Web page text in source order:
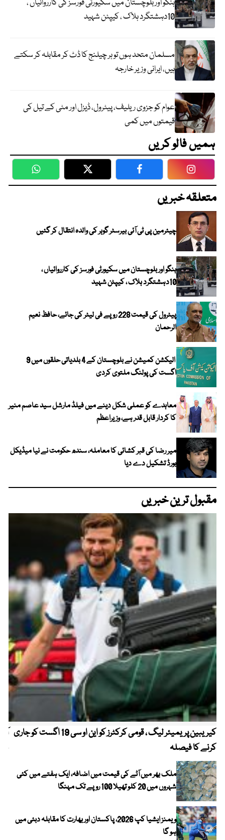
ہنگو اور بلوچستان میں سکیورٹی فورسز کی کارروائیاں ،
10دہشتگرد ہلاک ، کیپٹن شہید
مسلمان متحد ہوں تو ہر چیلنج کا ڈٹ کر مقابلہ کر سکتے
ہیں، ایرانی وزیر خارجہ
عوام کو جزوی ریلیف، پیٹرول، ڈیزل اور مٹی کے تیل کی
قیمتوں میں کمی
ہمیں فالو کریں
WhatsApp Twitter Facebook
متعلقہ خبریں
چیئرمین پی ٹی آئی بیرسٹر گوہر کی والدہ انتقال کر گئیں
ہنگو اور بلوچستان میں سکیورٹی فورسز کی کارروائیاں ،
10دہشتگرد ہلاک ، کیپٹن شہید
پیٹرول کی قیمت 228 روپے فی لیٹر کی جائے، حافظ نعیم
الرحمان
الیکشن کمیشن نے بلوچستان کے 4 بلدیاتی حلقوں میں 9
اگست کی پولنگ ملتوی کردی
معاہدے کو عملی شکل دینے میں فیلڈ مارشل سید عاصم منیر
کا کردار قابل قدر ہے، وزیراعظم
میر رضا کی قبر کشائی کا معاملہ، سندھ حکومت نے نیا میڈیکل
بورڈ تشکیل دے دیا
مقبول ترین خبریں
کیریبین پریمیئر لیگ ، قومی کرکٹرز کو این او سی 19 اگست کو جاری
کرنے کا فیصلہ
ملک بھر میں آٹے کی قیمت میں اضافہ، ایک ہفتے میں کئی
شہروں میں 20 کلو تھیلا 100 روپے تک مہنگا
ویمنز ایشیا کپ 2026، پاکستان اور بھارت کا مقابلہ دبئی میں
ہو گا